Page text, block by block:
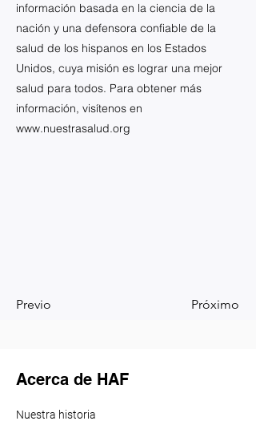
información basada en la ciencia de la
nación y una defensora confiable de la
salud de los hispanos en los Estados
Unidos, cuya misión es lograr una mejor
salud para todos. Para obtener más
información, visítenos en
www.nuestrasalud.org
Previo Próximo
Acerca de HAF
Nuestra historia